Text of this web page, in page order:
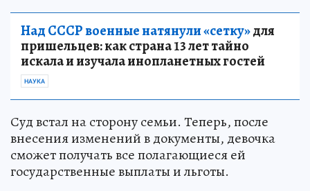
Над СССР военные натянули «сетку»для
пришельцев: как страна 13 лет тайно
искала и изучала инопланетных гостей
НАУКА
Суд встал на сторону семьи. Теперь, после
внесения изменений в документы, девочка
сможет получать все полагающиеся ей
государственные выплаты и льготы.